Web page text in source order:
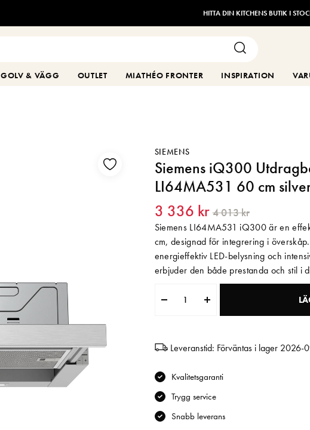
HITTA DIN KITCHENS BUTIK I
GOLV & VÄGG OUTLET MIATHÉO FRONTER INSPIRATION
SIEMENS
Siemens iQ300
LI64MA531 60 cm
3 336 kr 4 013 kr
Siemens LI64MA531 iQ300 är en
cm, designad för integrering i
energieffektiv LED-belysning och
erbjuder den både prestanda och stil i
Leveranstid: Förväntas i lager 2026-
Kvalitetsgaranti
Trygg service
Snabb leverans